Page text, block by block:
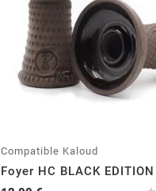
Compatible Kaloud
Foyer HC BLACK EDITION